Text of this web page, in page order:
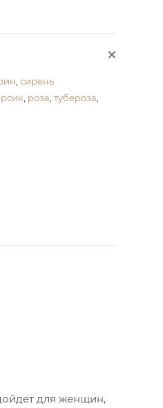
сирень
роза тубероза
для женщин,